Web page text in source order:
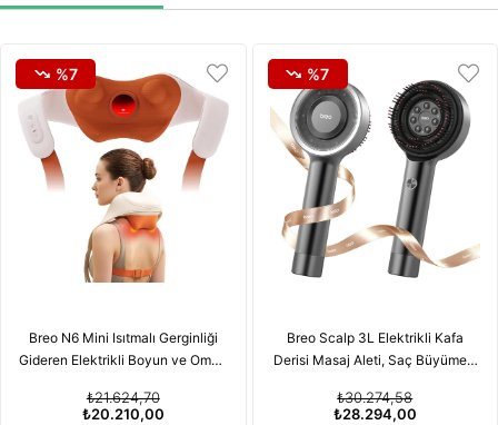
Breo N6 Mini Isıtmalı Gerginliği
Gideren Elektrikli Boyun ve Omuz
₺20.210,00
₺21.624,70
%7
Breo Scalp 3L Elektrikli Kafa
Derisi Masaj Aleti, Saç Büyümesi
Özelliğiyle
₺28.294,00
₺30.274,58
%7